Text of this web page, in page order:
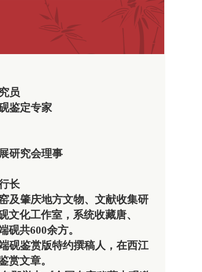
员
鉴定专家
研究会理事
长
及肇庆地方文物、文献收集研
文化工作室，系统收藏唐、
砚共600余方。
砚鉴赏版特约撰稿人，在西江
赏文章。